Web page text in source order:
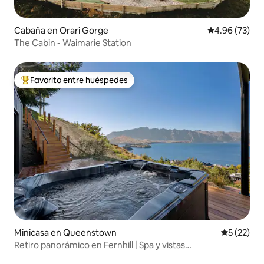
Cabaña en Orari Gorge Calificación
4.96 (73)
The Cabin - Waimarie Station
Favorito entre huéspedes preferido
Favorito entre huéspedes
Minicasa en Queenstown
5 (22)
Retiro panorámico en Fernhill | Spa y vistas